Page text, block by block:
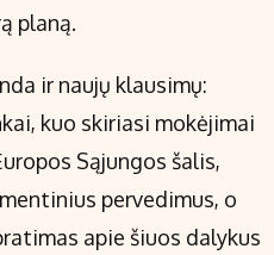
planą.
ir naujų klausimų:
kuo skiriasi mokėjimai
Sąjungos šalis,
pervedimus, o
apie šiuos dalykus